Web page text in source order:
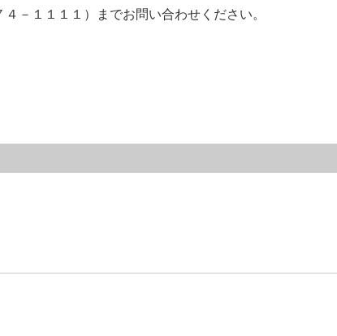
－１１１１）までお問い合わせください。